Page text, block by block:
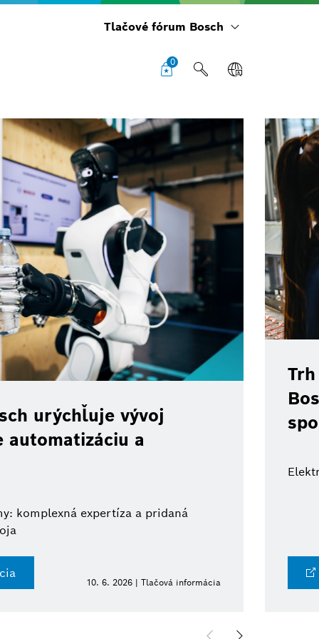
Tlačové fórum Bosch
0
urýchľuje vývoj
a
komplexná expertíza a pridaná
10. 6. 2026 | Tlačová informácia